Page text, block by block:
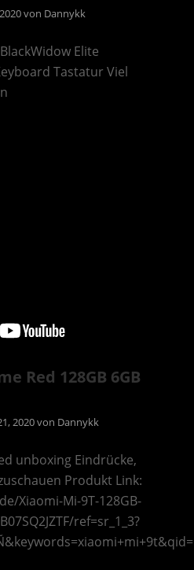
von Dannykk
Elite
Tastatur Viel
Red 128GB 6GB
2020von Dannykk
unboxing Eindrücke,
Produkt Link:
Xiaomi-Mi-9T-128GB-
ref=sr_1_3?